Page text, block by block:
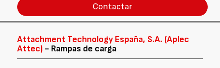
Contactar
Attachment Technology España, S.A. (Aplec
Attec) - Rampas de carga